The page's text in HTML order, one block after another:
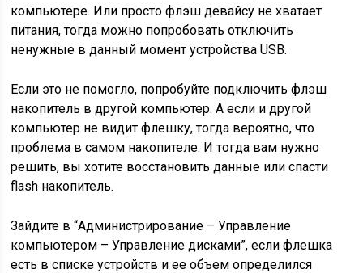
компьютере. Или просто флэш девайсу не хватает
питания, тогда можно попробовать отключить
ненужные в данный момент устройства USB.
Если это не помогло, попробуйте подключить флэш
накопитель в другой компьютер. А если и другой
компьютер не видит флешку, тогда вероятно, что
проблема в самом накопителе. И тогда вам нужно
решить, вы хотите восстановить данные или спасти
flash накопитель.
Зайдите в “Администрирование – Управление
компьютером – Управление дисками”, если флешка
есть в списке устройств и ее объем определился